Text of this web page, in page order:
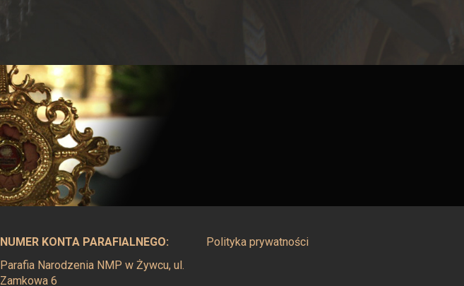
NUMER KONTA PARAFIALNEGO:
Parafia Narodzenia NMP w Żywcu, ul.
Zamkowa 6
Polityka prywatności